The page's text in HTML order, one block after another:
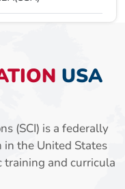
USA
(SCI) is a federally
the United States
training and curricula